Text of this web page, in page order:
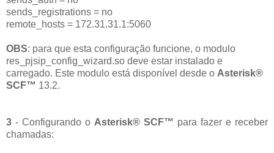
sends_registrations = no
remote_hosts = 172.31.31.1:5060
OBS: para que esta configuração funcione, o modulo
res_pjsip_config_wizard.so deve estar instalado e
carregado. Este modulo está disponível desde o Asterisk®
SCF™ 13.2.
3 - Configurando o Asterisk® SCF™ para fazer e receber
chamadas: